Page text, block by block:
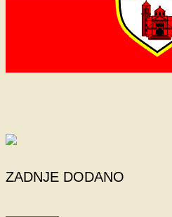
ZADNJE DODANO